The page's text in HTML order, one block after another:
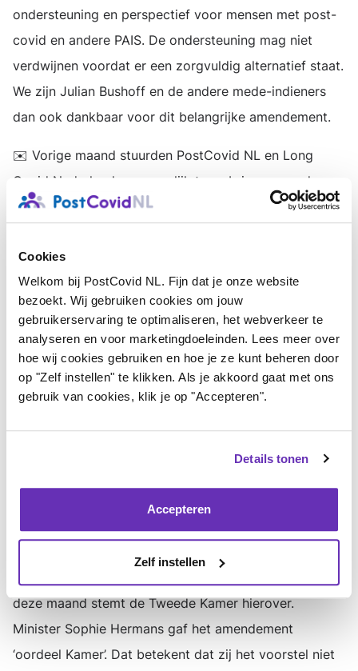
Cookies
Welkom bij PostCovid NL. Fijn dat je onze website
bezoekt. Wij gebruiken cookies om jouw
gebruikerservaring te optimaliseren, het webverkeer te
analyseren en voor marketingdoeleinden. Lees meer over
hoe wij cookies gebruiken en hoe je ze kunt beheren door
op "Zelf instellen" te klikken. Als je akkoord gaat met ons
gebruik van cookies, klik je op "Accepteren".
Details tonen
Accepteren
Zelf instellen
ondersteuning en perspectief voor mensen met post-
covid en andere PAIS. De ondersteuning mag niet
verdwijnen voordat er een zorgvuldig alternatief staat.
We zijn Julian Bushoff en de andere mede-indieners
dan ook dankbaar voor dit belangrijke amendement.
✉️ Vorige maand stuurden PostCovid NL en Long
Covid Nederland gezamenlijk twee brieven aan de
Tweede Kamer voorafgaand aan de Voorjaarsnota.
de expertisecentra, meerjarige financiering van zorg
en onderzoek, en uitvoering van de eerder
aangenomen motie voor een brede PAIS-aanpak. Dit
amendement sluit aan op een aantal punten waarvoor
wij aandacht vroegen. Als PostCovid NL en Long
Covid Nederland zijn we ontzettend blij dat onze stem
hopen dan ook met klem dat het ministerie deze blijft
meenemen in de verdere uitwerking, met oog voor alle
patiënten die nog altijd wachten op passende zorg,
ondersteuning en perspectief.
deze maand stemt de Tweede Kamer hierover.
Minister Sophie Hermans gaf het amendement
‘oordeel Kamer’. Dat betekent dat zij het voorstel niet